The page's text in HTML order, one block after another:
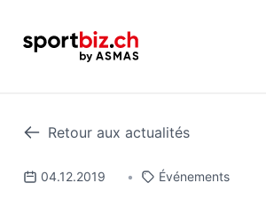
Retour aux actualités
04.12.2019 • Événements